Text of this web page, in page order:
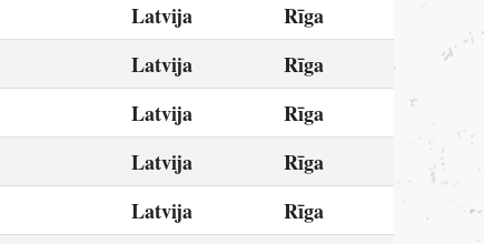
Latvija
Rīga
Latvija
Rīga
Latvija
Rīga
Latvija
Rīga
Latvija
Rīga